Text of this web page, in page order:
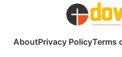
AboutPrivacy PolicyTerms